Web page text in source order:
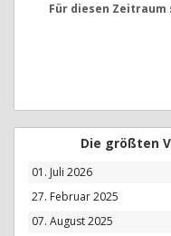
Für diesen
Die größten
01. Juli 2026
27. Februar 2025
07. August 2025